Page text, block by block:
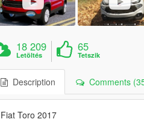
18 209
Letöltés
65
Tetszik
Description Comments
Fiat Toro 2017